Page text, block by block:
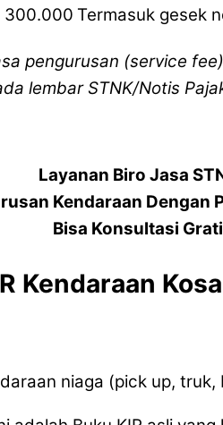
300.000 Termasuk gesek
pengurusan (service
lembar STNK/Notis
Layanan Biro Jasa
Kendaraan Dengan
Bisa Konsultasi
Kendaraan
niaga (pick up,